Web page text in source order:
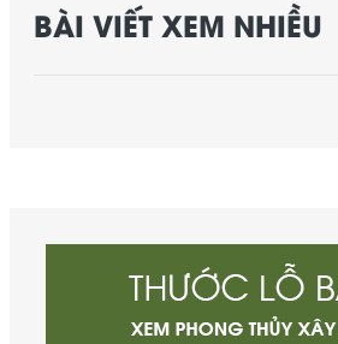
BÀI VIẾT XEM NHIỀU